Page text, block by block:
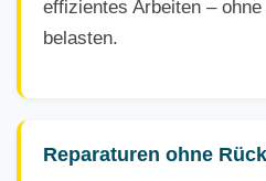
effizientes Arbeiten –
belasten.
Reparaturen ohne